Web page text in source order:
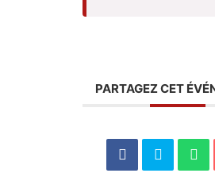
PARTAGEZ CET